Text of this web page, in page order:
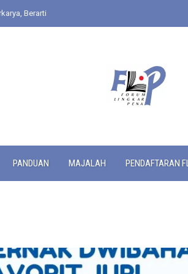
Berarti
PANDUAN MAJALAH PENDAFTARAN